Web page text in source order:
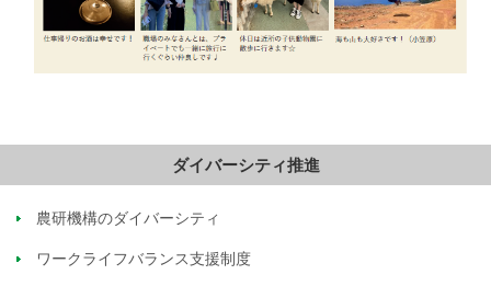
ダイバーシティ推進
農研機構のダイバーシティ
ワークライフバランス支援制度